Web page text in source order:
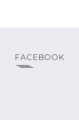
FACEBOOK